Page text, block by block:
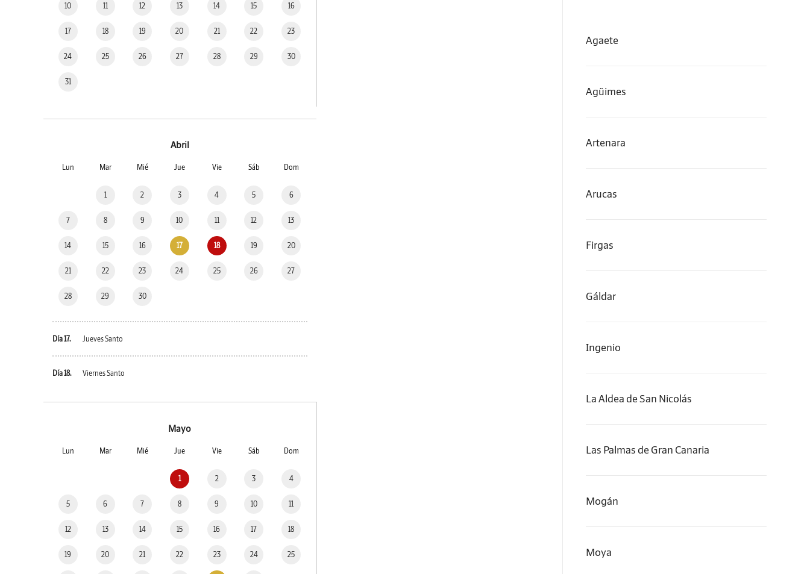
10 11 12 13 14 15 16
17 18 19 20 21 22 23
24 25 26 27 28 29 30
31
Abril
Lun Mar Mié Jue Vie Sáb Dom
1 2 3 4 5 6
7 8 9 10 11 12 13
14 15 16 17 18 19 20
21 22 23 24 25 26 27
28 29 30
Día 17. Jueves Santo
Día 18. Viernes Santo
Mayo
Lun Mar Mié Jue Vie Sáb Dom
1 2 3 4
5 6 7 8 9 10 11
12 13 14 15 16 17 18
19 20 21 22 23 24 25
Agaete
Agüimes
Artenara
Arucas
Firgas
Gáldar
Ingenio
La Aldea de San Nicolás
Las Palmas de Gran Canaria
Mogán
Moya